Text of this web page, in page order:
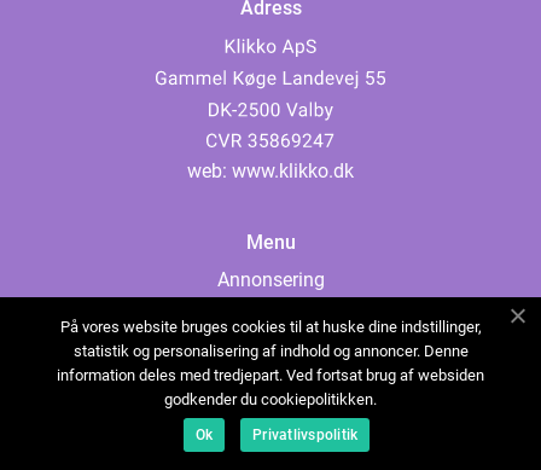
Adress
web: www.klikko.dk
Menu
Annonsering
Cookies
Kontakta oss
Sitemap
På vores website bruges cookies til at huske dine indstillinger,
statistik og personalisering af indhold og annoncer. Denne
information deles med tredjepart. Ved fortsat brug af websiden
godkender du cookiepolitikken.
Ok Privatlivspolitik